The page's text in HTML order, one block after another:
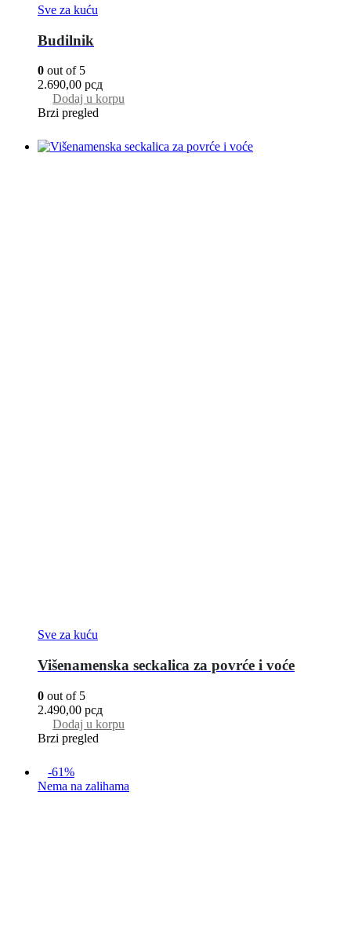
Sve za kuću
Budilnik
0 out of 5
2.690,00 рсд
Dodaj u korpu
Brzi pregled
Sve za kuću
Višenamenska seckalica za povrće i voće
0 out of 5
2.490,00 рсд
Dodaj u korpu
Brzi pregled
-61%
Nema na zalihama